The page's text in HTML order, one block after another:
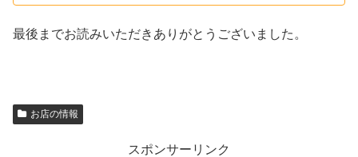
最後までお読みいただきありがとうございました。
お店の情報
スポンサーリンク